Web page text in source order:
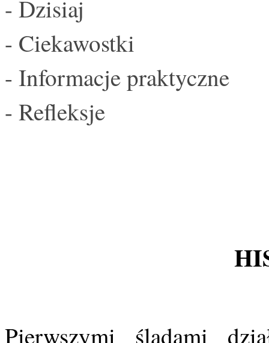
- Dzisiaj
- Ciekawostki
- Informacje praktyczne
- Refleksje
Pierwszymi śladami